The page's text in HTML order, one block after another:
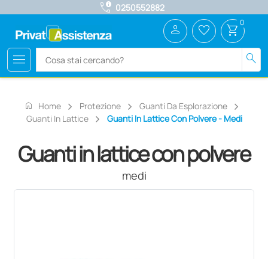
call_quality 0250552882
menu search
person favorite_border shopping_cart 0
home Home Protezione
Guanti Da Esplorazione
Guanti In Lattice
Guanti In Lattice Con Polvere - Medi
Guanti in lattice con polvere
medi